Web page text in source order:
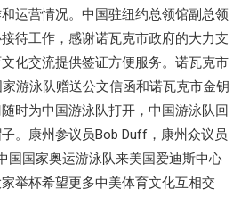
运营情况。中国驻纽约总领馆副总领
待工作，感谢诺瓦克市政府的大力支
化交流提供签证方便服务。诺瓦克市
游泳队赠送公文信函和诺瓦克市金钥
时为中国游泳队打开，中国游泳队回
。康州参议员Bob Duff，康州众议员
国国家奥运游泳队来美国爱迪斯中心
举杯希望更多中美体育文化互相交